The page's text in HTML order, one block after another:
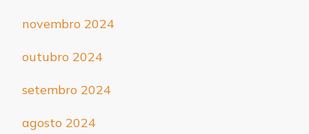
novembro 2024
outubro 2024
setembro 2024
agosto 2024